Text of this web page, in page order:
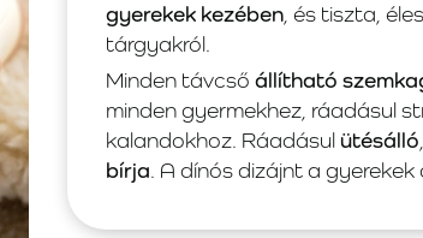
gyerekek kezében, és tiszta,
tárgyakról.
Minden távcső állítható
minden gyermekhez, ráadásul
kalandokhoz. Ráadásulütésálló
bírja. A dínós dizájnt a gyerekek